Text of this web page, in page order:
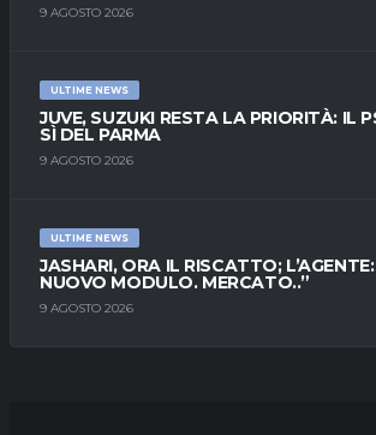
9 AGOSTO 2026
ULTIME NEWS
JUVE, SUZUKI RESTA LA PRIORITÀ: IL
SÌ DEL PARMA
9 AGOSTO 2026
ULTIME NEWS
JASHARI, ORA IL RISCATTO;
NUOVO MODULO. MERCATO..”
9 AGOSTO 2026